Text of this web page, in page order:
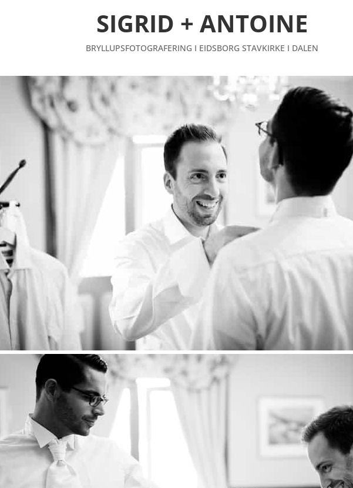
SIGRID + ANTOINE
BRYLLUPSFOTOGRAFERING I EIDSBORG STAVKIRKE I DALEN